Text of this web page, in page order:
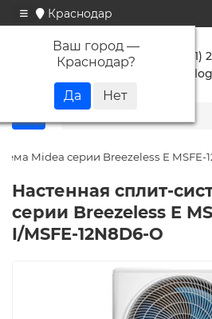
Краснодар
Ваш город —
Краснодар?
+7 (861)
Midea серии Breezeless E MSFE-
Настенная сплит-
серии Breezeless E
I/MSFE-12N8D6-O